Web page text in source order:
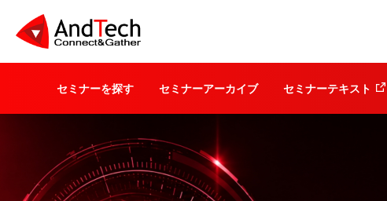
セミナーを探す セミナーアーカイブ セミナーテキスト